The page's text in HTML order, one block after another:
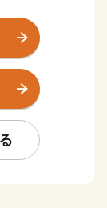
伝統に培わ
の里「土湯
郷「高湯温
有している
ものの絶え
に親しまれ